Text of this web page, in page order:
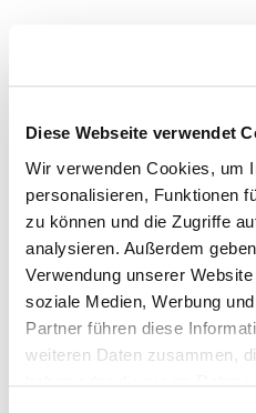
Diese Webseite verwendet
Wir verwenden Cookies, um
personalisieren, Funktionen
zu können und die Zugriffe
analysieren. Außerdem
Verwendung unserer
soziale Medien, Werbung
Partner führen diese
weiteren Daten zusammen,
Produkt Anzahl:
Fragen zum Artikel
Beschreibung
Bewertungen